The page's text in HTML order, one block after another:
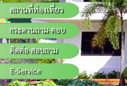
สถานที่ท่องเที่ยว
กระดานถาม-ตอบ
ติดต่อ-สอบถาม
E-Service